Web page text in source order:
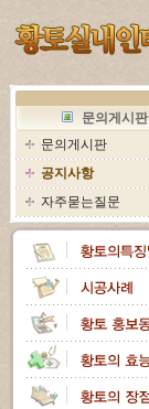
문의게시판
문의게시판
공지사항
자주묻는질문